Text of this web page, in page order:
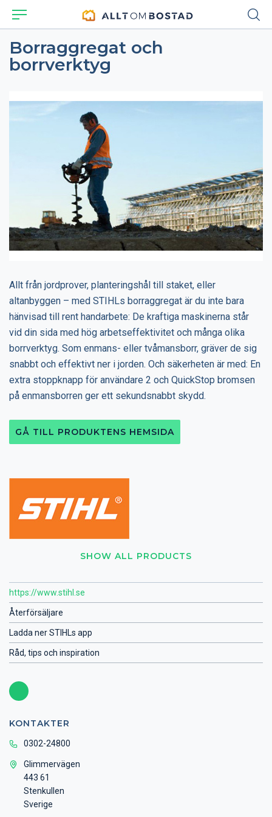
Borraggregat och
borrverktyg
SHOW ALL PRODUCTS
https://www.stihl.se
Återförsäljare
Ladda ner STIHLs app
Råd, tips och inspiration
KONTAKTER
0302-24800
Glimmervägen
443 61
Stenkullen
Sverige
Allt från jordprover, planteringshål till staket, eller
altanbyggen – med STIHLs borraggregat är du inte bara
hänvisad till rent handarbete: De kraftiga maskinerna står
vid din sida med hög arbetseffektivitet och många olika
borrverktyg. Som enmans- eller tvåmansborr, gräver de sig
snabbt och effektivt ner i jorden. Och säkerheten är med: En
extra stoppknapp för användare 2 och QuickStop bromsen
på enmansborren ger ett sekundsnabbt skydd.
GÅ TILL PRODUKTENS HEMSIDA